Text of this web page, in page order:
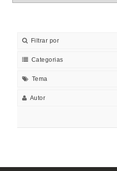
Filtrar por
Categorias
Tema
Autor